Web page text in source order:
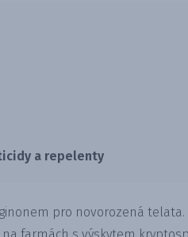
a repelenty
pro novorozená